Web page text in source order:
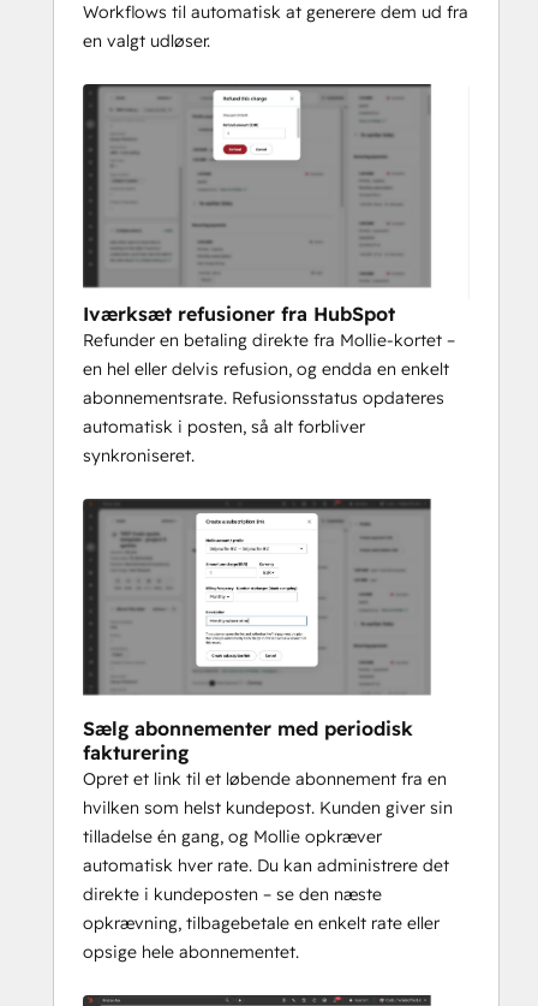
Workflows til automatisk at generere dem ud fra
en valgt udløser.
Iværksæt refusioner fra HubSpot
Refunder en betaling direkte fra Mollie-kortet –
en hel eller delvis refusion, og endda en enkelt
abonnementsrate. Refusionsstatus opdateres
automatisk i posten, så alt forbliver
synkroniseret.
Sælg abonnementer med periodisk
fakturering
Opret et link til et løbende abonnement fra en
hvilken som helst kundepost. Kunden giver sin
tilladelse én gang, og Mollie opkræver
automatisk hver rate. Du kan administrere det
direkte i kundeposten – se den næste
opkrævning, tilbagebetale en enkelt rate eller
opsige hele abonnementet.